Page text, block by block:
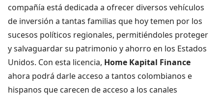
compañía está dedicada a ofrecer diversos vehículos
de inversión a tantas familias que hoy temen por los
sucesos políticos regionales, permitiéndoles proteger
y salvaguardar su patrimonio y ahorro en los Estados
Unidos. Con esta licencia, Home Kapital Finance
ahora podrá darle acceso a tantos colombianos e
hispanos que carecen de acceso a los canales